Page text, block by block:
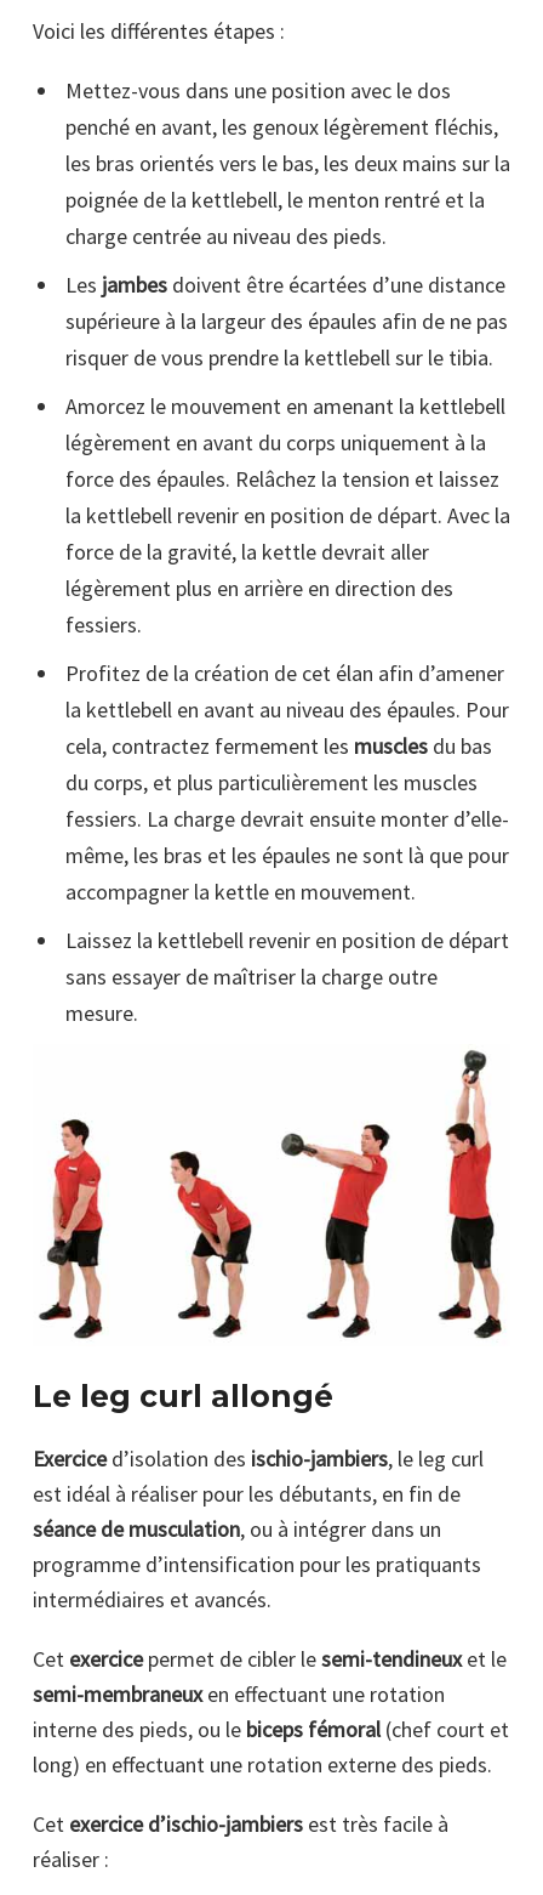
Voici les différentes étapes :
Mettez-vous dans une position avec le dos
penché en avant, les genoux légèrement fléchis,
les bras orientés vers le bas, les deux mains sur la
poignée de la kettlebell, le menton rentré et la
charge centrée au niveau des pieds.
Les jambesdoivent être écartées d’une distance
supérieure à la largeur des épaules afin de ne pas
risquer de vous prendre la kettlebell sur le tibia.
Amorcez le mouvement en amenant la kettlebell
légèrement en avant du corps uniquement à la
force des épaules. Relâchez la tension et laissez
la kettlebell revenir en position de départ. Avec la
force de la gravité, la kettle devrait aller
légèrement plus en arrière en direction des
fessiers.
Profitez de la création de cet élan afin d’amener
la kettlebell en avant au niveau des épaules. Pour
cela, contractez fermement les musclesdu bas
du corps, et plus particulièrement les muscles
fessiers. La charge devrait ensuite monter d’elle-
même, les bras et les épaules ne sont là que pour
accompagner la kettle en mouvement.
Laissez la kettlebell revenir en position de départ
sans essayer de maîtriser la charge outre
mesure.
Le leg curl allongé
Exerciced’isolation des ischio-jambiers, le leg curl
est idéal à réaliser pour les débutants, en fin de
séance de musculation, ou à intégrer dans un
programme d’intensification pour les pratiquants
intermédiaires et avancés.
Cet exercicepermet de cibler lesemi-tendineuxet le
semi-membraneuxen effectuant une rotation
interne des pieds, ou le biceps fémoral(chef court et
long) en effectuant une rotation externe des pieds.
Cet exercice d’ischio-jambiers est très facile à
réaliser :